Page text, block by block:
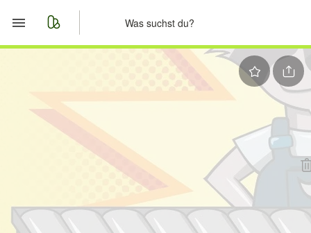
Nachrichten
Anzeige aufgeben